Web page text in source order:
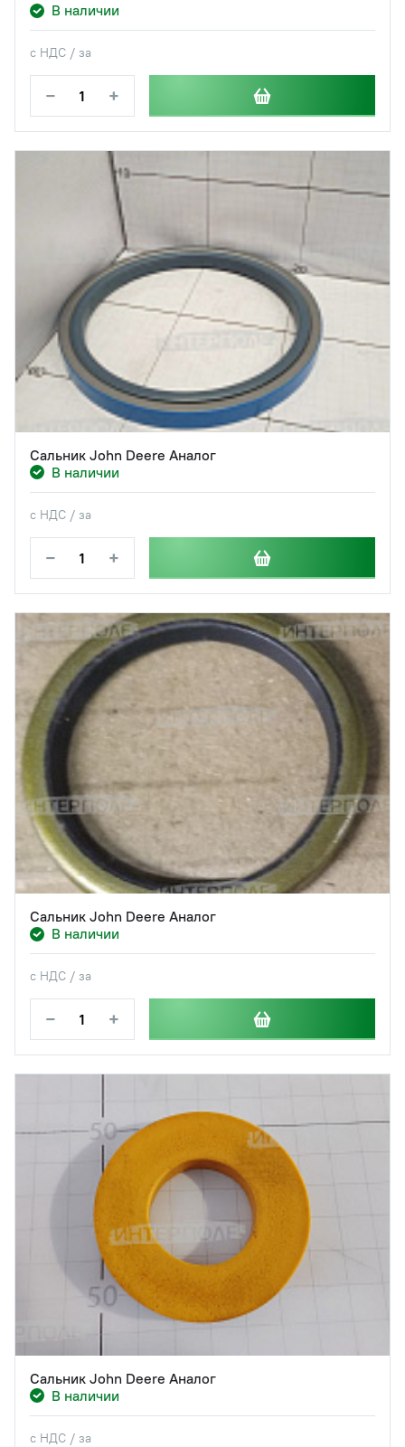
В наличии
с НДС / за
− +
Сальник John Deere Аналог
В наличии
с НДС / за
− +
Сальник John Deere Аналог
В наличии
с НДС / за
− +
Сальник John Deere Аналог
В наличии
с НДС / за